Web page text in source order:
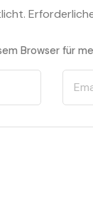
Browser für